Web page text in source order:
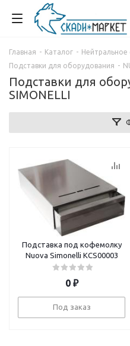
Главная - Каталог -
Подставки для оборудования -
Подставки для
SIMONELLI
Подставка под кофемолку
Nuova Simonelli KCS00003
0₽
Под заказ